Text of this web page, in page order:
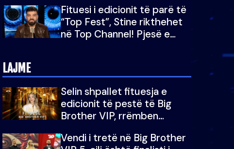
Ëmbëlsira për në fund!
Fituesi i edicionit të parë të
“Top Fest”, Stine rikthehet
në Top Channel! Pjesë e
LAJME
Selin shpallet fituesja e
edicionit të pestë të Big
Brother VIP, rrëmben
mijë eurosh
Vendi i tretë në Big Brother